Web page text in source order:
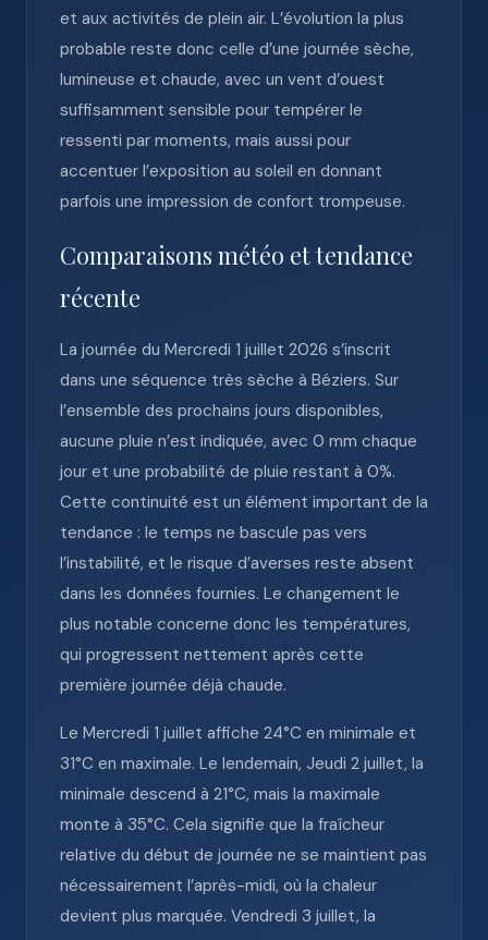
et aux activités de plein air. L’évolution la plus
probable reste donc celle d’une journée sèche,
lumineuse et chaude, avec un vent d’ouest
suffisamment sensible pour tempérer le
ressenti par moments, mais aussi pour
accentuer l’exposition au soleil en donnant
parfois une impression de confort trompeuse.
Comparaisons météo et tendance
récente
La journée du Mercredi 1 juillet 2026 s’inscrit
dans une séquence très sèche à Béziers. Sur
l’ensemble des prochains jours disponibles,
aucune pluie n’est indiquée, avec 0 mm chaque
jour et une probabilité de pluie restant à 0%.
Cette continuité est un élément important de la
tendance : le temps ne bascule pas vers
l’instabilité, et le risque d’averses reste absent
dans les données fournies. Le changement le
plus notable concerne donc les températures,
qui progressent nettement après cette
première journée déjà chaude.
Le Mercredi 1 juillet affiche 24°C en minimale et
31°C en maximale. Le lendemain, Jeudi 2 juillet, la
minimale descend à 21°C, mais la maximale
monte à 35°C. Cela signifie que la fraîcheur
relative du début de journée ne se maintient pas
nécessairement l’après-midi, où la chaleur
devient plus marquée. Vendredi 3 juillet, la